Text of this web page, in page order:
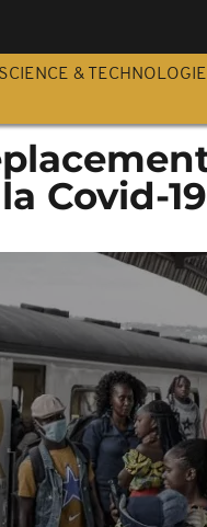
SCIENCE & TECHNOLOGIE
Covid-19